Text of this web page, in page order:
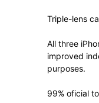
Triple-lens
All three
improved
purposes.
99% oficial